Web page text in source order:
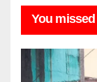
You missed